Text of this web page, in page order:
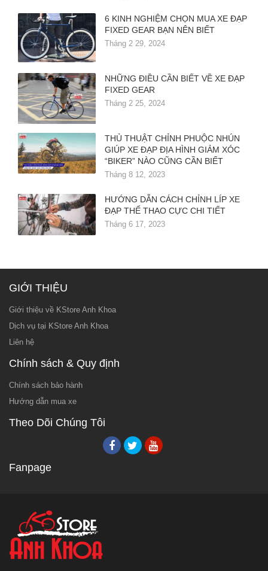
6 KINH NGHIỆM CHỌN MUA XE ĐẠP
FIXED GEAR BẠN NÊN BIẾT
Tháng 2 29, 2024
NHỮNG ĐIỀU CẦN BIẾT VỀ XE ĐẠP
FIXED GEAR
Tháng 2 25, 2024
THỦ THUẬT CHỈNH PHUỘC NHÚN
GIÚP XE ĐẠP ĐỊA HÌNH GIẢM XÓC
“BIKER” NÀO CŨNG CẦN BIẾT
Tháng 8 12, 2023
HƯỚNG DẪN CÁCH CHỈNH LÍP XE
ĐẠP THỂ THAO CỰC CHI TIẾT
Tháng 6 17, 2023
GIỚI THIỆU
Giới thiệu về KStore Anh Khoa
Dịch vụ tại KStore Anh Khoa
Liên hệ
Chính sách & Quy định
Chính sách bảo hành
Hướng dẫn mua xe
Theo Dõi Chúng Tôi
Fanpage